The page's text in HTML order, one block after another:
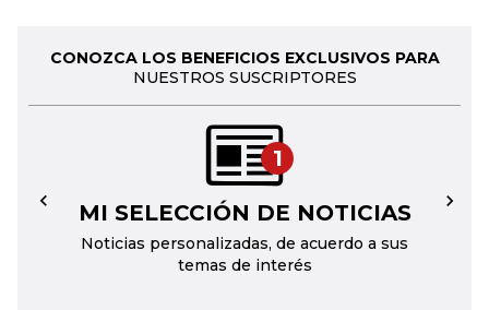
CONOZCA LOS BENEFICIOS EXCLUSIVOS PARA
NUESTROS SUSCRIPTORES
1
MI SELECCIÓN DE NOTICIAS
Noticias personalizadas, de acuerdo a sus
temas de interés
← →